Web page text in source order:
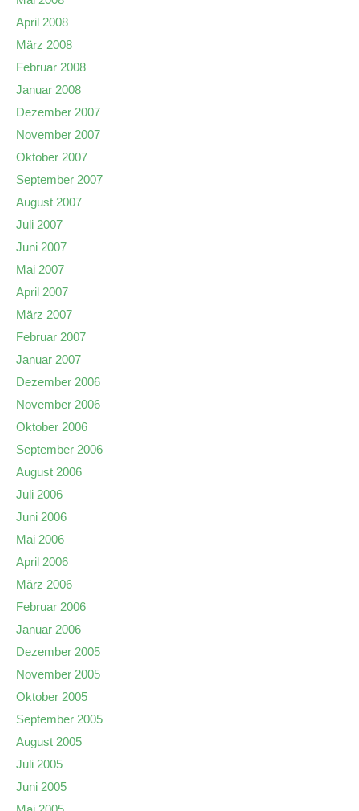
April 2008
März 2008
Februar 2008
Januar 2008
Dezember 2007
November 2007
Oktober 2007
September 2007
August 2007
Juli 2007
Juni 2007
Mai 2007
April 2007
März 2007
Februar 2007
Januar 2007
Dezember 2006
November 2006
Oktober 2006
September 2006
August 2006
Juli 2006
Juni 2006
Mai 2006
April 2006
März 2006
Februar 2006
Januar 2006
Dezember 2005
November 2005
Oktober 2005
September 2005
August 2005
Juli 2005
Juni 2005